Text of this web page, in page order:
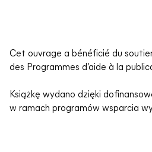
Cet ouvrage a bénéficié du
des Programmes d’aide à la
Książkę wydano dzięki
w ramach programów wsparcia